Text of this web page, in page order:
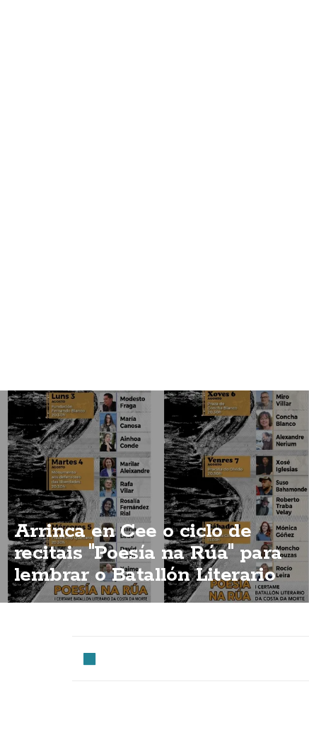
Arrinca en Cee o ciclo de
recitais "Poesía na Rúa" para
lembrar o Batallón Literario